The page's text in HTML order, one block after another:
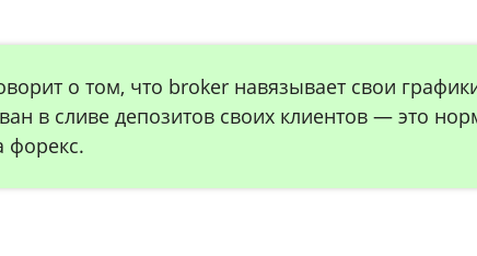
о том, что broker навязывает свои
в сливе депозитов своих клиентов — это
форекс.